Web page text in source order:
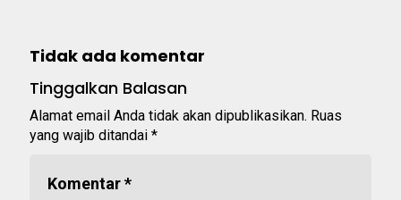
Tidak ada komentar
Tinggalkan Balasan
Alamat email Anda tidak akan dipublikasikan. Ruas
yang wajib ditandai *
Komentar*